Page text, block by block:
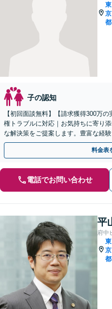
東
京
都
子の認知
【初回面談無料】【請求獲得300万
権トラブルに対応｜お気持ちに寄り
な解決策をご提案します。豊富な経
を全力で支えます。【電話・オンラ
料金表
電話でお問い合わせ
平
府中
東
京
都